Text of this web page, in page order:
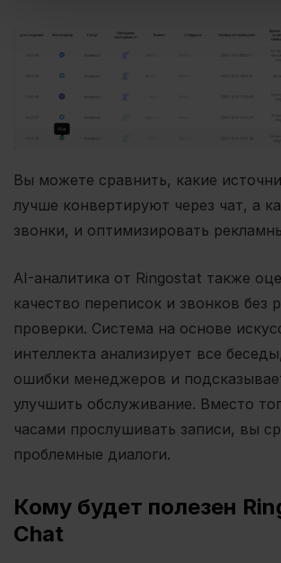
Вы можете сравнить, какие
лучше конвертируют через чат, а
звонки, и оптимизировать
AI-аналитика от Ringostat также
качество переписок и звонков без
проверки. Система на основе
интеллекта анализирует все
ошибки менеджеров и
улучшить обслуживание. Вместо
часами прослушивать записи, вы
проблемные диалоги.
Кому будет полезен
Chat